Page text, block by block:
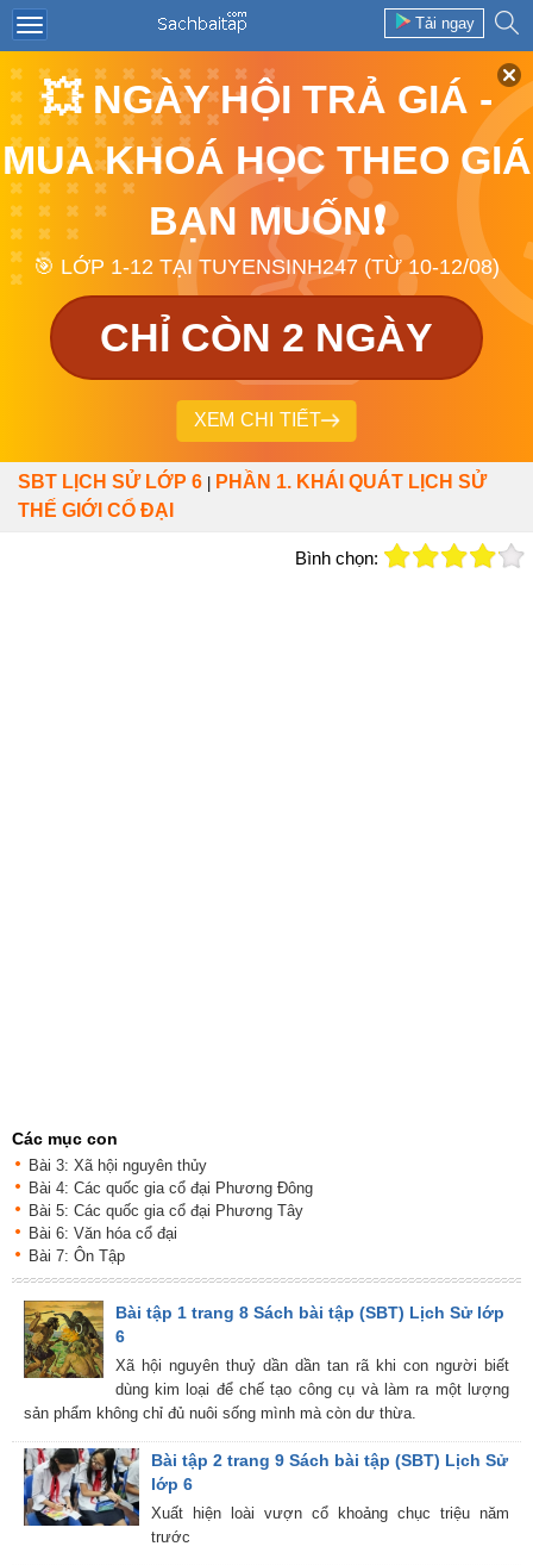
Tải ngay
💥 NGÀY HỘI TRẢ GIÁ -
MUA KHOÁ HỌC THEO GIÁ
BẠN MUỐN❗
🎯 LỚP 1-12 TẠI TUYENSINH247 (TỪ 10-12/08)
CHỈ CÒN 2 NGÀY
XEM CHI TIẾT
SBT LỊCH SỬ LỚP 6
PHẦN 1. KHÁI QUÁT LỊCH SỬ
THẾ GIỚI CỔ ĐẠI
Bình chọn:
Các mục con
Bài 3: Xã hội nguyên thủy
Bài 4: Các quốc gia cổ đại Phương Đông
Bài 5: Các quốc gia cổ đại Phương Tây
Bài 6: Văn hóa cổ đại
Bài 7: Ôn Tập
Bài tập 1 trang 8 Sách bài tập (SBT) Lịch Sử lớp
6
Xã hội nguyên thuỷ dần dần tan rã khi con người biết
dùng kim loại để chế tạo công cụ và làm ra một lượng
sản phẩm không chỉ đủ nuôi sống mình mà còn dư thừa.
Bài tập 2 trang 9 Sách bài tập (SBT) Lịch Sử
lớp 6
Xuất hiện loài vượn cổ khoảng chục triệu năm
trước